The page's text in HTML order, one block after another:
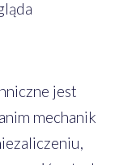
jest
mechanik